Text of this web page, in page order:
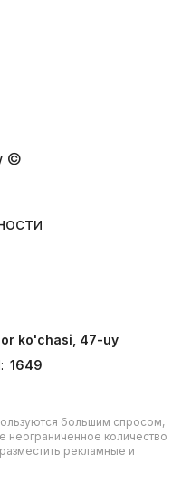
©
ko'chasi, 47-uy
1649
большим спросом,
неограниченное количество
рекламные и